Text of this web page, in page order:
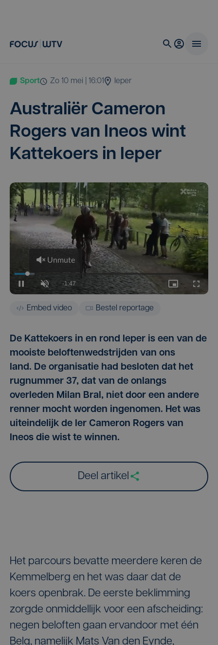
Sport zo 10 mei | 16:01 Ieper
Austra­li­ër Came­ron
Rogers van Ine­os wint
Kat­te­koers in Ieper
Embed video Bestel reportage
De Kattekoers in en rond Ieper is een van de
mooiste beloftenwedstrijden van ons
land. De organisatie had besloten dat het
rugnummer 37, dat van de onlangs
overleden Milan Bral, niet door een andere
renner mocht worden ingenomen. Het was
uiteindelijk de Ier Cameron Rogers van
Ineos die wist te winnen.
Deel artikel
Het parcours bevatte meerdere keren de
Kemmelberg en het was daar dat de
koers openbrak. De eerste beklimming
zorgde onmiddellijk voor een afscheiding:
negen beloften gaan ervandoor met één
Belg, namelijk Mats Van den Eynde,